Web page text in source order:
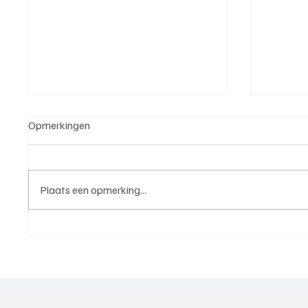
Opmerkingen
Plaats een opmerking...